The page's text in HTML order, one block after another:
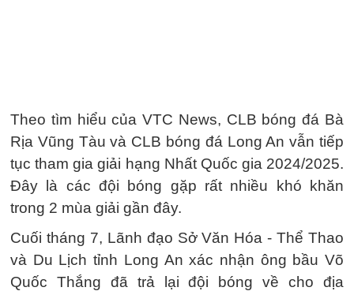
Theo tìm hiểu của VTC News, CLB bóng đá Bà
Rịa Vũng Tàu và CLB bóng đá Long An vẫn tiếp
tục tham gia giải hạng Nhất Quốc gia 2024/2025.
Đây là các đội bóng gặp rất nhiều khó khăn
trong 2 mùa giải gần đây.
Cuối tháng 7, Lãnh đạo Sở Văn Hóa - Thể Thao
và Du Lịch tỉnh Long An xác nhận ông bầu Võ
Quốc Thắng đã trả lại đội bóng về cho địa